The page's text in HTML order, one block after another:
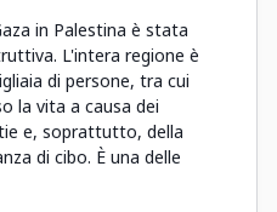
in Palestina è stata
L'intera regione è
di persone, tra cui
la vita a causa dei
e, soprattutto, della
di cibo. È una delle